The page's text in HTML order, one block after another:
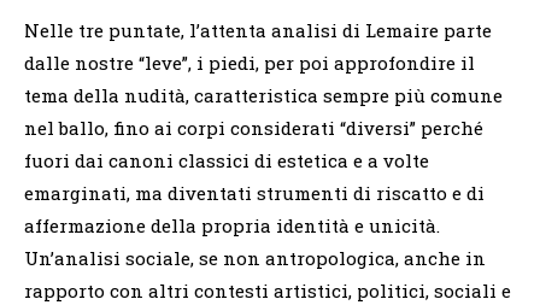
Nelle tre puntate, l’attenta analisi di Lemaire parte
dalle nostre “leve”, i piedi, per poi approfondire il
tema della nudità, caratteristica sempre più comune
nel ballo, fino ai corpi considerati “diversi” perché
fuori dai canoni classici di estetica e a volte
emarginati, ma diventati strumenti di riscatto e di
affermazione della propria identità e unicità.
Un’analisi sociale, se non antropologica, anche in
rapporto con altri contesti artistici, politici, sociali e